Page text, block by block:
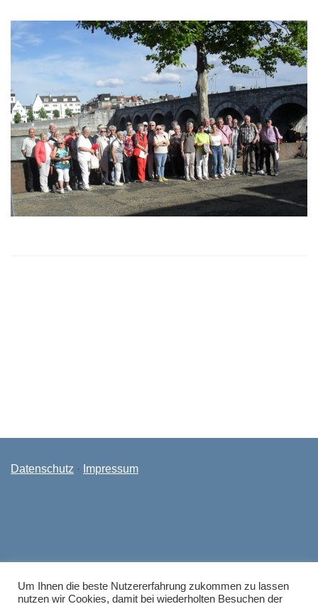
Datenschutz · Impressum
Um Ihnen die beste Nutzererfahrung zukommen zu lassen
nutzen wir Cookies, damit bei wiederholten Besuchen der